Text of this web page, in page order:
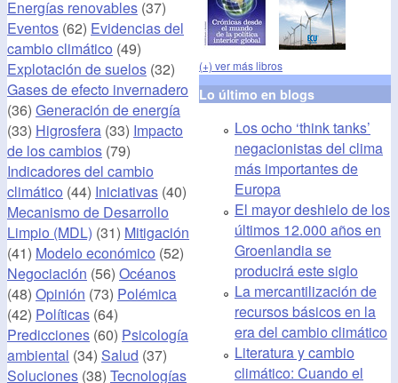
Energías renovables (37)
Eventos (62) Evidencias del
cambio climático (49)
Explotación de suelos (32)
Gases de efecto invernadero
(36) Generación de energía
(33) Higrosfera (33) Impacto
de los cambios (79)
Indicadores del cambio
climático (44) Iniciativas (40)
Mecanismo de Desarrollo
Limpio (MDL) (31) Mitigación
(41) Modelo económico (52)
Negociación (56) Océanos
(48) Opinión (73) Polémica
(42) Políticas (64)
Predicciones (60) Psicología
ambiental (34) Salud (37)
Soluciones (38) Tecnologías
(+) ver más libros
Lo último en blogs
Los ocho ‘think tanks’
negacionistas del clima
más importantes de
Europa
El mayor deshielo de los
últimos 12.000 años en
Groenlandia se
producirá este siglo
La mercantilización de
recursos básicos en la
era del cambio climático
Literatura y cambio
climático: Cuando el